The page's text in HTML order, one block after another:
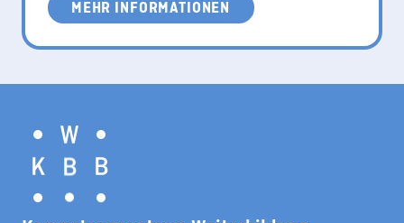
MEHR INFORMATIONEN